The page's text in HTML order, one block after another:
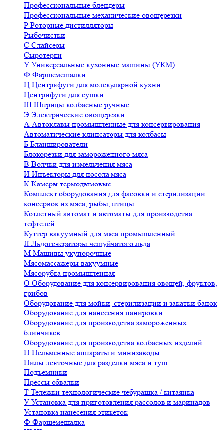
Профессиональные блендеры
Профессиональные механические овощерезки
Р Роторные дистилляторы
Рыбочистки
С Слайсеры
Сыротерки
У Универсальные кухонные машины (УКМ)
Ф Фаршемешалки
Ц Центрифуги для молекулярной кухни
Центрифуги для сушки
Ш Шприцы колбасные ручные
Э Электрические овощерезки
А Автоклавы промышленные для консервирования
Автоматические клипсаторы для колбасы
Б Бланширователи
Блокорезки для замороженного мяса
В Волчки для измельчения мяса
И Инъекторы для посола мяса
К Камеры термодымовые
Комплект оборудования для фасовки и стерилизации
консервов из мяса, рыбы, птицы
Котлетный автомат и автоматы для производства
тефтелей
Куттер вакуумный для мяса промышленный
Л Льдогенераторы чешуйчатого льда
М Машины укупорочные
Мясомассажеры вакуумные
Мясорубка промышленная
О Оборудование для консервирования овощей, фруктов,
грибов
Оборудование для мойки, стерилизации и закатки банок
Оборудование для нанесения панировки
Оборудование для производства замороженных
блинчиков
Оборудование для производства колбасных изделий
П Пельменные аппараты и минизаводы
Пилы ленточные для разделки мяса и туш
Подъемники
Прессы обвалки
Т Тележки технологические чебурашка / китаянка
У Установка для приготовления рассолов и маринадов
Установка нанесения этикеток
Ф Фаршемешалка